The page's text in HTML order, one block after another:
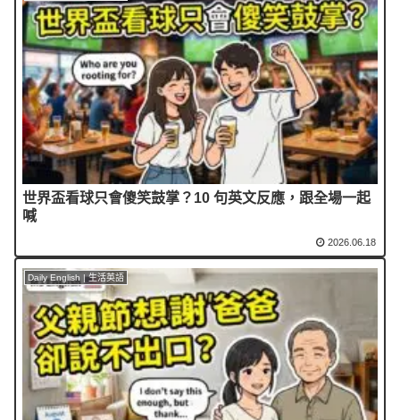
世界盃看球只會傻笑鼓掌？10 句英文反應，跟全場一起
喊
2026.06.18
Daily English | 生活英語